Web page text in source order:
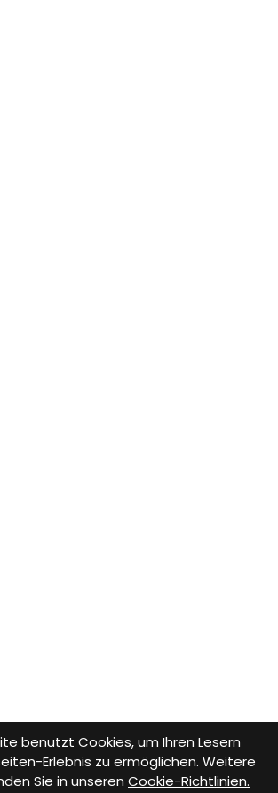
benutzt Cookies, um Ihren Lesern
Erlebnis zu ermöglichen. Weitere
Sie in unseren Cookie-Richtlinien.